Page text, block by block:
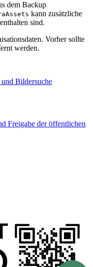
dem Backup
kann zusätzliche
sind.
Vorher sollte
werden.
Bildersuche
Freigabe der öffentlichen